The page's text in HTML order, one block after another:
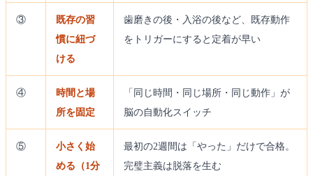
③
既存の習
慣に紐づ
ける
歯磨きの後・入浴の後など、既存動作
をトリガーにすると定着が早い
④
時間と場
所を固定
「同じ時間・同じ場所・同じ動作」が
脳の自動化スイッチ
⑤
小さく始
める（1分
最初の2週間は「やった」だけで合格。
完璧主義は脱落を生む